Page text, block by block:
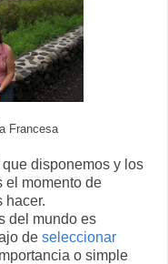
Francesa
disponemos y los
el momento de
hacer.
del mundo es
de seleccionar
o simple